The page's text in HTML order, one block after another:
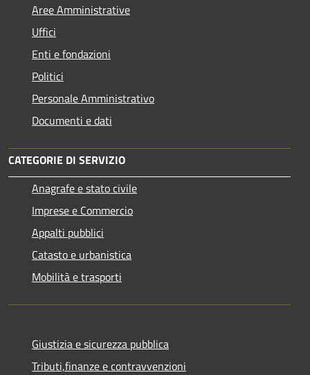
Aree Amministrative
Uffici
Enti e fondazioni
Politici
Personale Amministrativo
Documenti e dati
CATEGORIE DI SERVIZIO
Anagrafe e stato civile
Imprese e Commercio
Appalti pubblici
Catasto e urbanistica
Mobilità e trasporti
Giustizia e sicurezza pubblica
Tributi,finanze e contravvenzioni